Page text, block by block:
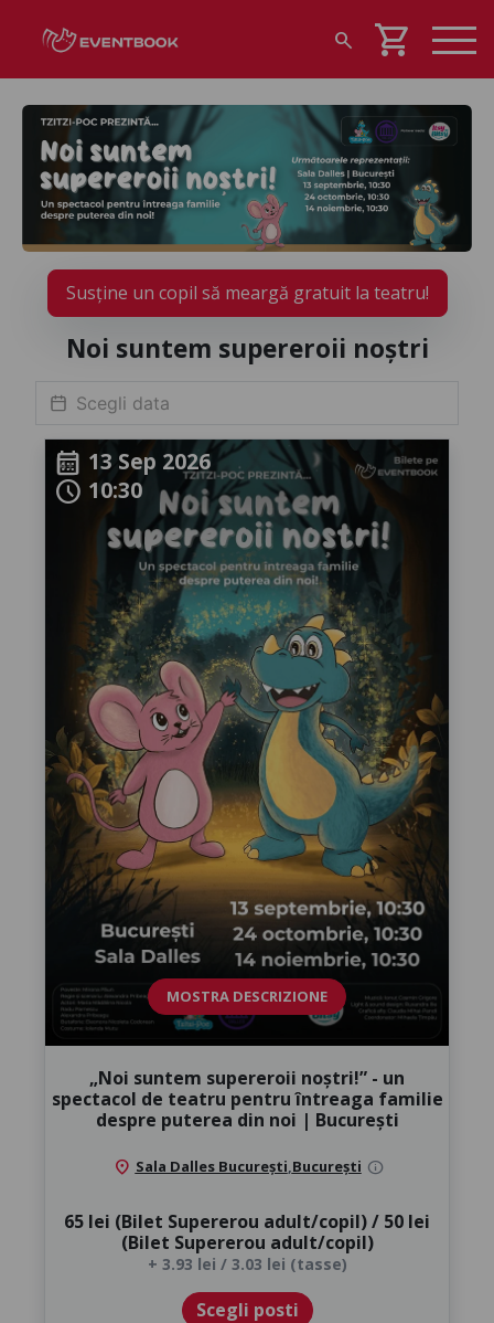
search shopping_cart
Susține un copil să meargă gratuit la teatru!
Noi suntem supereroii noștri
calendar_month 13 Sep 2026
schedule 10:30
MOSTRA DESCRIZIONE
„Noi suntem supereroii noștri!” - un
spectacol de teatru pentru întreaga familie
despre puterea din noi | București
location_on Sala Dalles București București info
65 lei (Bilet Supererou adult/copil) / 50 lei
(Bilet Supererou adult/copil)
+ 3.93 lei / 3.03 lei (tasse)
Scegli posti